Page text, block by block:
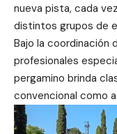
nueva pista, cada
distintos grupos de
Bajo la coordinación
profesionales
pergamino brinda
convencional como